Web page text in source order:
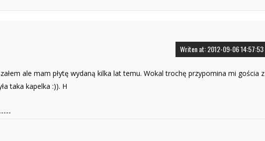
Writen at: 2012-09-06 14:57:53
ale mam płytę wydaną kilka lat temu. Wokal trochę przypomina mi gościa z
taka kapelka :)). H